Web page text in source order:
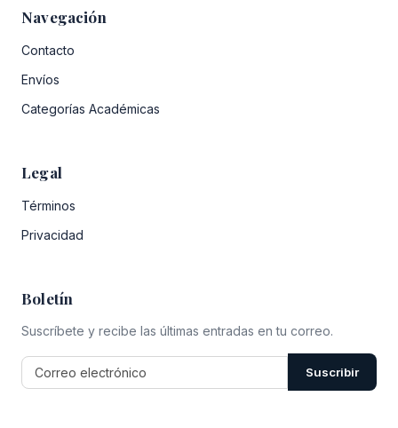
Navegación
Contacto
Envíos
Categorías Académicas
Legal
Términos
Privacidad
Boletín
Suscríbete y recibe las últimas entradas en tu correo.
Suscribir